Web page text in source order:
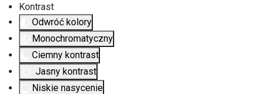
Kontrast
Odwróć kolory
Monochromatyczny
Ciemny kontrast
Jasny kontrast
Niskie nasycenie